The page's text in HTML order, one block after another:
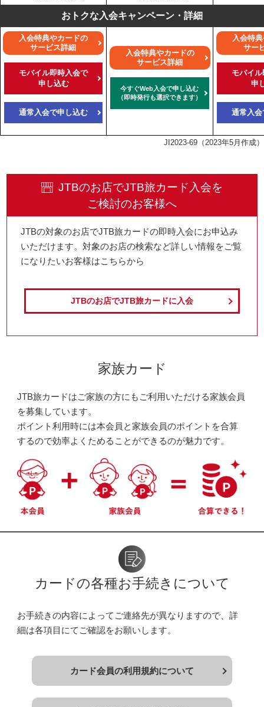
入会特典やカードの
サービス詳細
モバイル即時入会で
申し込む
通常入会で申し込む
入会特典やカードの
サービス詳細
今すぐWeb入会で申し込む
（即時発行も選択できます）
入会特
サー
モバイ
申
通常入
おトクな入会キャンペーン・詳細
JI2023-69（2023年5月作成）
JTBのお店でJTB旅カード入会を
ご検討のお客様へ
JTBの対象のお店でJTB旅カードの即時入会にお申込み
いただけます。対象のお店の検索など詳しい情報をご覧
になりたいお客様はこちらから
JTBのお店でJTB旅カードに入会
家族カード
JTB旅カードはご家族の方にもご利用いただける家族会員
を募集しています。
ポイント利用時には本会員と家族会員のポイントを合算
するので効率よくためることができるのが魅力です。
カードの各種お手続きについて
お手続きの内容によってご連絡先が異なりますので、詳
細は各項目にてご確認をお願いします。
カード会員の利用規約について